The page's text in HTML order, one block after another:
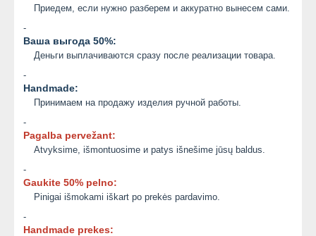
Приедем, если нужно разберем и аккуратно вынесем сами.
-
Ваша выгода 50%:
Деньги выплачиваются сразу после реализации товара.
-
Handmade:
Принимаем на продажу изделия ручной работы.
-
Pagalba pervežant:
Atvyksime, išmontuosime и patys išnešime jūsų baldus.
-
Gaukite 50% pelno:
Pinigai išmokami iškart po prekės pardavimo.
-
Handmade prekes: